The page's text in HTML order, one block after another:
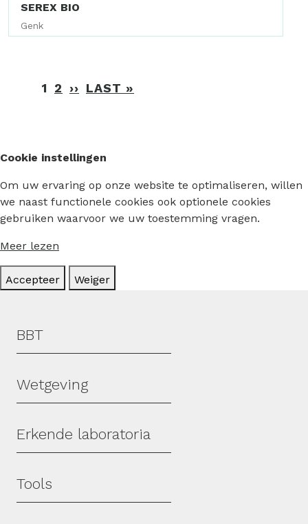
SEREX BIO
Genk
Paginering
1 2 ›› VOLGENDE
LAST »
Cookie instellingen
Om uw ervaring op onze website te optimaliseren, willen
we naast functionele cookies ook optionele cookies
gebruiken waarvoor we uw toestemming vragen.
Meer lezen
Accepteer Weiger
Hoofdmenu
BBT
Wetgeving
Erkende laboratoria
Tools